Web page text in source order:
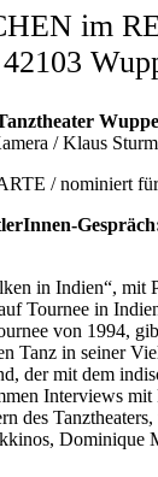
im
/ Klaus Sturm
/ nominiert
in Indien“, mit
Tournee in
von 1994,
Tanz in seiner
der mit dem
Interviews mit
des
Dominique